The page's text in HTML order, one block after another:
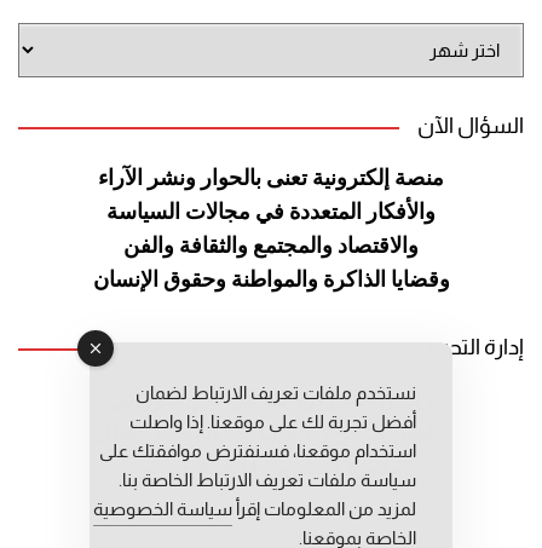
الموقع
السؤال الآن
منصة إلكترونية تعنى بالحوار ونشر الآراء
والأفكار المتعددة في مجالات السياسة
والاقتصاد والمجتمع والثقافة والفن
وقضايا الذاكرة والمواطنة وحقوق الإنسان
إدارة التحرير
رئيس التحرير: عبد الرحيم التوراني
رئيس التحرير المساعد: المعطي قبال
مديرة التحرير: فاطمة حوحو
نستخدم ملفات تعريف الارتباط لضمان
أفضل تجربة لك على موقعنا. إذا واصلت
استخدام موقعنا، فسنفترض موافقتك على
سياسة ملفات تعريف الارتباط الخاصة بنا.
لمزيد من المعلومات إقرأ سياسة الخصوصية
الخاصة بموقعنا.